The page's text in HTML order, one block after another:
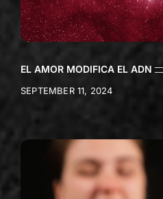
EL AMOR MODIFICA EL ADN
SEPTEMBER 11, 2024